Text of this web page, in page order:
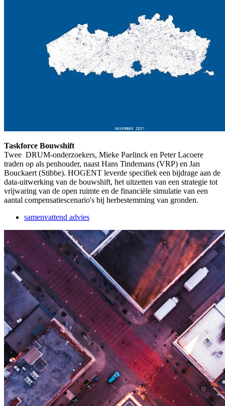
Taskforce Bouwshift
Twee DRUM-onderzoekers, Mieke Paelinck en Peter Lacoere
traden op als penhouder, naast Hans Tindemans (VRP) en Jan
Bouckaert (Stibbe). HOGENT leverde specifiek een bijdrage aan de
data-uitwerking van de bouwshift, het uitzetten van een strategie tot
vrijwaring van de open ruimte en de financiële simulatie van een
aantal compensatiescenario's bij herbestemming van gronden.
samenvattend advies